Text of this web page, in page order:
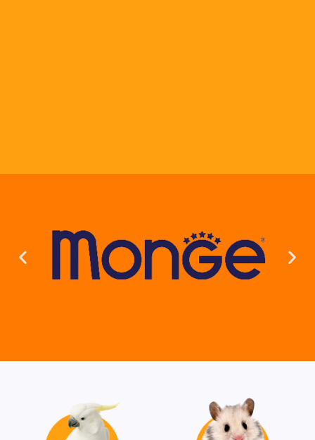
פינוק מלכותי לכלב שלך!
ברוכים הבאים לחוויה שלא תשכחו במספרת הכלבים שלנו. אנו
מציעים טיפול מקצועי, אישי ומלא אהבה לכלבכם. מספרתנו מאובזרת